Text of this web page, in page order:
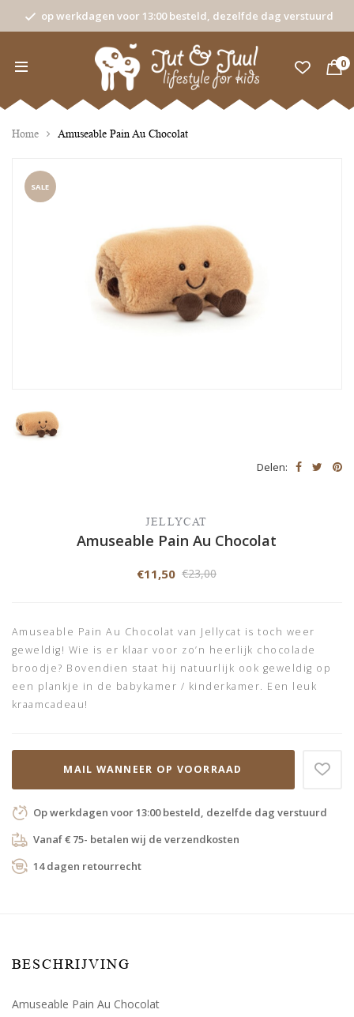
op werkdagen voor 13:00 besteld, dezelfde dag verstuurd
0
Home Amuseable Pain Au Chocolat
SALE
Delen:
JELLYCAT
Amuseable Pain Au Chocolat
€11,50 €23,00
Amuseable Pain Au Chocolat van Jellycat is toch weer
geweldig! Wie is er klaar voor zo’n heerlijk chocolade
broodje? Bovendien staat hij natuurlijk ook geweldig op
een plankje in de babykamer / kinderkamer. Een leuk
kraamcadeau!
MAIL WANNEER OP VOORRAAD
Op werkdagen voor 13:00 besteld, dezelfde dag verstuurd
Vanaf € 75- betalen wij de verzendkosten
14 dagen retourrecht
BESCHRIJVING
Amuseable Pain Au Chocolat